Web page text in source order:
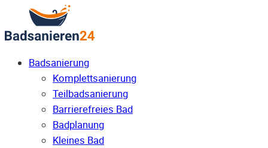
Badsanierung
Komplettsanierung
Teilbadsanierung
Barrierefreies Bad
Badplanung
Kleines Bad